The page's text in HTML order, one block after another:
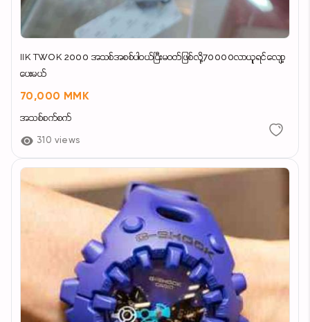
IIK TWOK 2000 အသစ်အစစ်ပါဝယ်ပြီးမဝတ်ဖြစ်လို့70000လာယူရင်လျော့
ပေးမယ်
70,000 MMK
အသစ်စက်စက်
310 views